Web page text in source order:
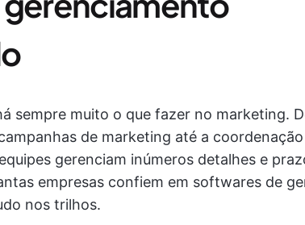
sempre muito o que fazer no marketing.
de marketing até a
gerenciam inúmeros detalhes e
empresas confiem em softwares de
nos trilhos.